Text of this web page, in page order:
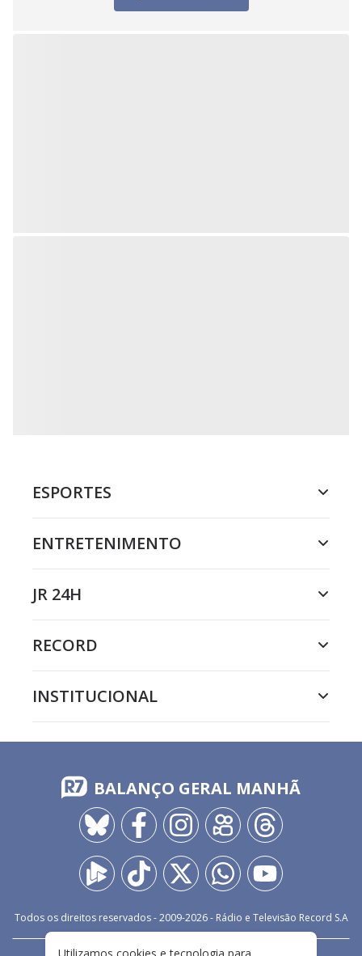
ESPORTES
ENTRETENIMENTO
JR 24H
RECORD
INSTITUCIONAL
BALANÇO GERAL MANHÃ
Todos os direitos reservados - 2009-2026- Rádio e Televisão Record S.A